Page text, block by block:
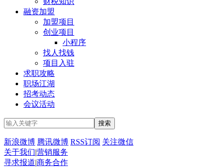
融资加盟
加盟项目
创业项目
小程序
找人找钱
项目入驻
求职攻略
职场江湖
招考动态
会议活动
新浪微博 腾讯微博 RSS订阅 关注微信
关于我们|营销服务
寻求报道|商务合作